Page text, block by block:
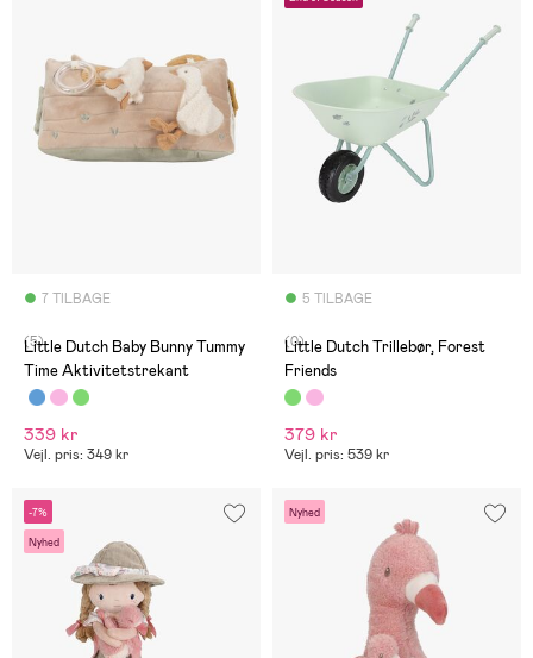
7 TILBAGE
(5)
Little Dutch Baby Bunny Tummy
Time Aktivitetstrekant
339 kr
Vejl. pris: 349 kr
5 TILBAGE
(0)
Little Dutch Trillebør, Forest
Friends
379 kr
Vejl. pris: 539 kr
-7%
Nyhed
Nyhed